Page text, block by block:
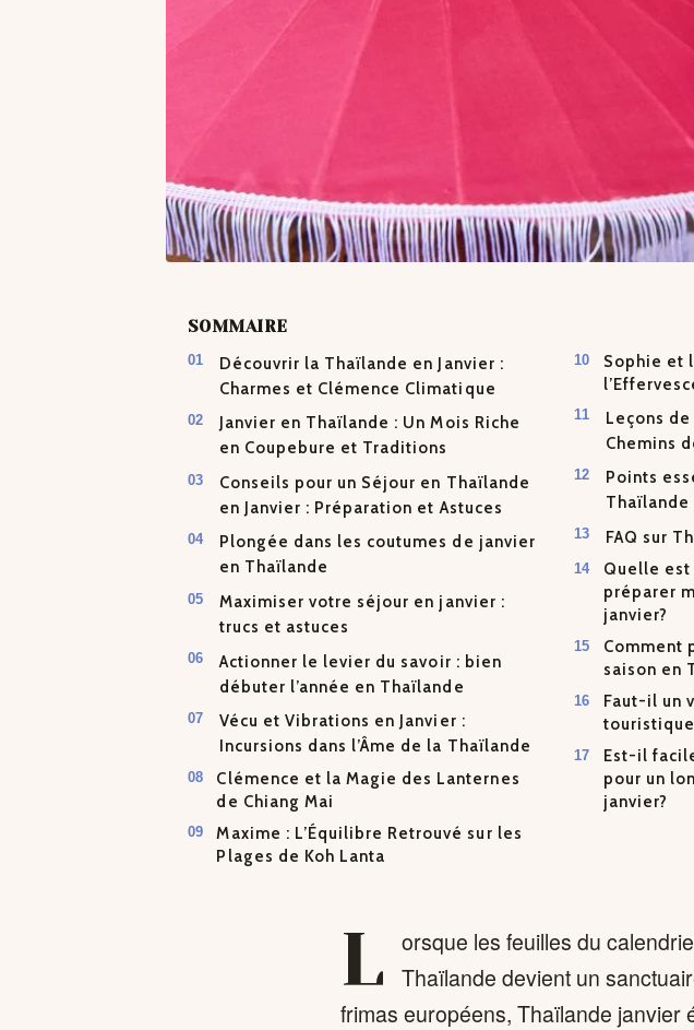
SOMMAIRE
Découvrir la Thaïlande en Janvier :
Charmes et Clémence Climatique
Janvier en Thaïlande : Un Mois Riche
en Coupebure et Traditions
Conseils pour un Séjour en Thaïlande
en Janvier : Préparation et Astuces
Plongée dans les coutumes de janvier
en Thaïlande
Maximiser votre séjour en janvier :
trucs et astuces
Actionner le levier du savoir : bien
débuter l’année en Thaïlande
Vécu et Vibrations en Janvier :
Incursions dans l’Âme de la Thaïlande
Clémence et la Magie des Lanternes
de Chiang Mai
Maxime : L’Équilibre Retrouvé sur les
Plages de Koh Lanta
Sophie et
Leçons
Chemins
Points
FAQ sur
Quelle
préparer
janvier?
Comment
saison en
Faut-il un
Est-il
pour un
janvier?
L
orsque les feuilles du
Thaïlande devient un
frimas européens, Thaïlande janvier